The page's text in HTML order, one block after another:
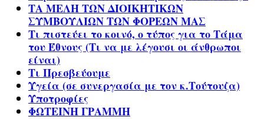
ΤΑ ΜΕΛΗ ΤΩΝ ΔΙΟΙΚΗΤΙΚΩΝ
ΣΥΜΒΟΥΛΙΩΝ ΤΩΝ ΦΟΡΕΩΝ ΜΑΣ
Τι πιστεύει το κοινό, ο τύπος για το Τάμα
του Έθνους (Τι να με λέγουσι οι άνθρωποι
είναι)
Τι Πρεσβεύουμε
Υγεία (σε συνεργασία με τον κ.Τούτουζα)
Υποτροφίες
ΦΩΤΕΙΝΗ ΓΡΑΜΜΗ